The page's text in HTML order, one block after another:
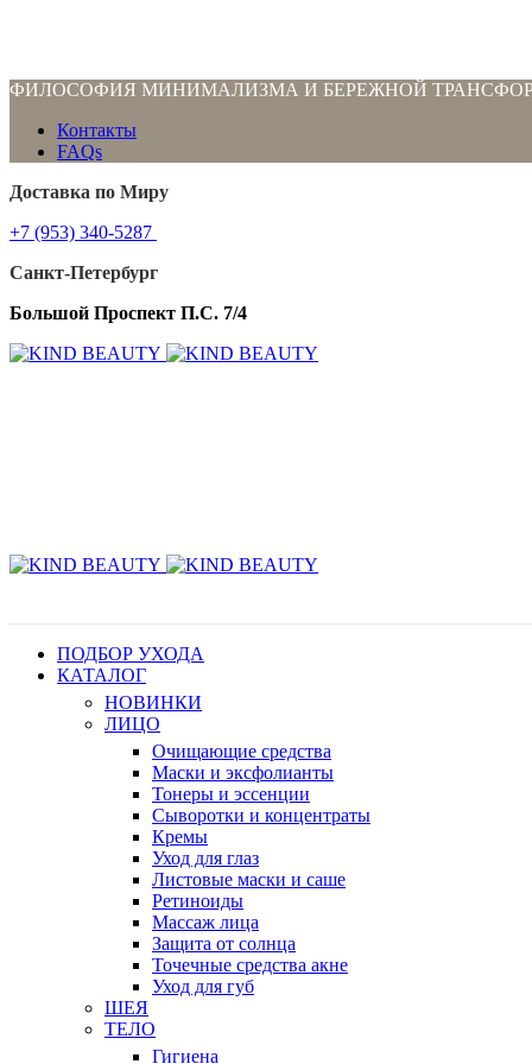
ФИЛОСОФИЯ МИНИМАЛИЗМА И БЕРЕЖНОЙ
Контакты
FAQs
Доставка по Миру
+7 (953) 340-5287
Санкт-Петербург
Большой Проспект П.С. 7/4
ПОДБОР УХОДА
КАТАЛОГ
НОВИНКИ
ЛИЦО
Очищающие средства
Маски и эксфолианты
Тонеры и эссенции
Сыворотки и концентраты
Кремы
Уход для глаз
Листовые маски и саше
Ретиноиды
Массаж лица
Защита от солнца
Точечные средства акне
Уход для губ
ШЕЯ
ТЕЛО
Гигиена